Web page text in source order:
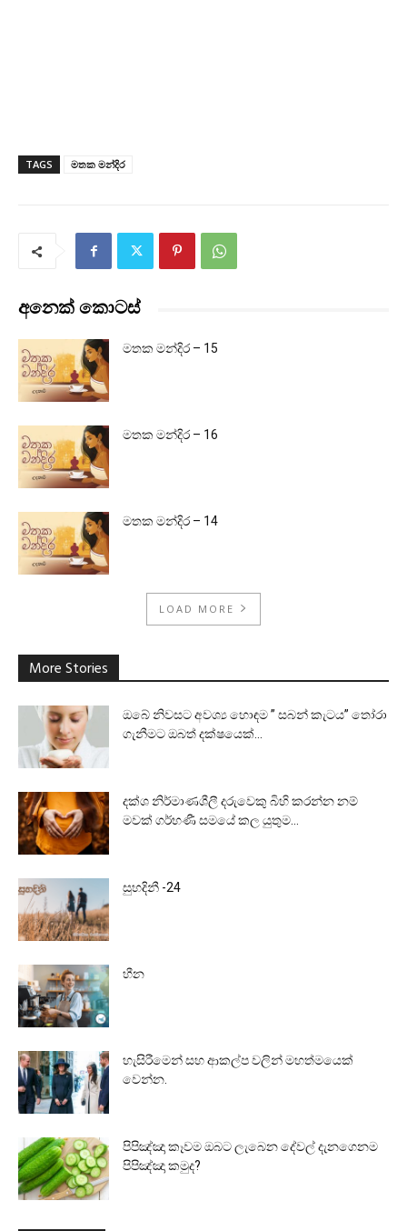
TAGS මතක මන්දිර
අනෙක් කොටස්
මතක මන්දිර – 15
මතක මන්දිර – 16
මතක මන්දිර – 14
LOAD MORE
More Stories
ඔබේ නිවසට අවශ්‍ය හොඳම ” සබන් කැටය” තෝරා
ගැනීමට ඔබත් දක්ෂයෙක්...
දක්ශ නිර්මාණශීලී දරුවෙකු බිහි කරන්න නම්
මවක් ගර්භණී සමයේ කල යුතුම...
සුහදිනී -24
හීන
හැසිරීමෙන් සහ ආකල්ප වලින් මහත්මයෙක්
වෙන්න.
පිපිඤ්ඤා කෑවම ඔබට ලැබෙන දේවල් දැනගෙනම
පිපිඤ්ඤා කමුද?